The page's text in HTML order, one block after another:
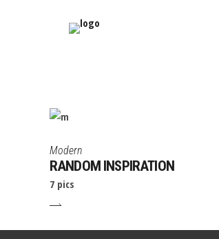
Modern
RANDOM INSPIRATION
7 pics